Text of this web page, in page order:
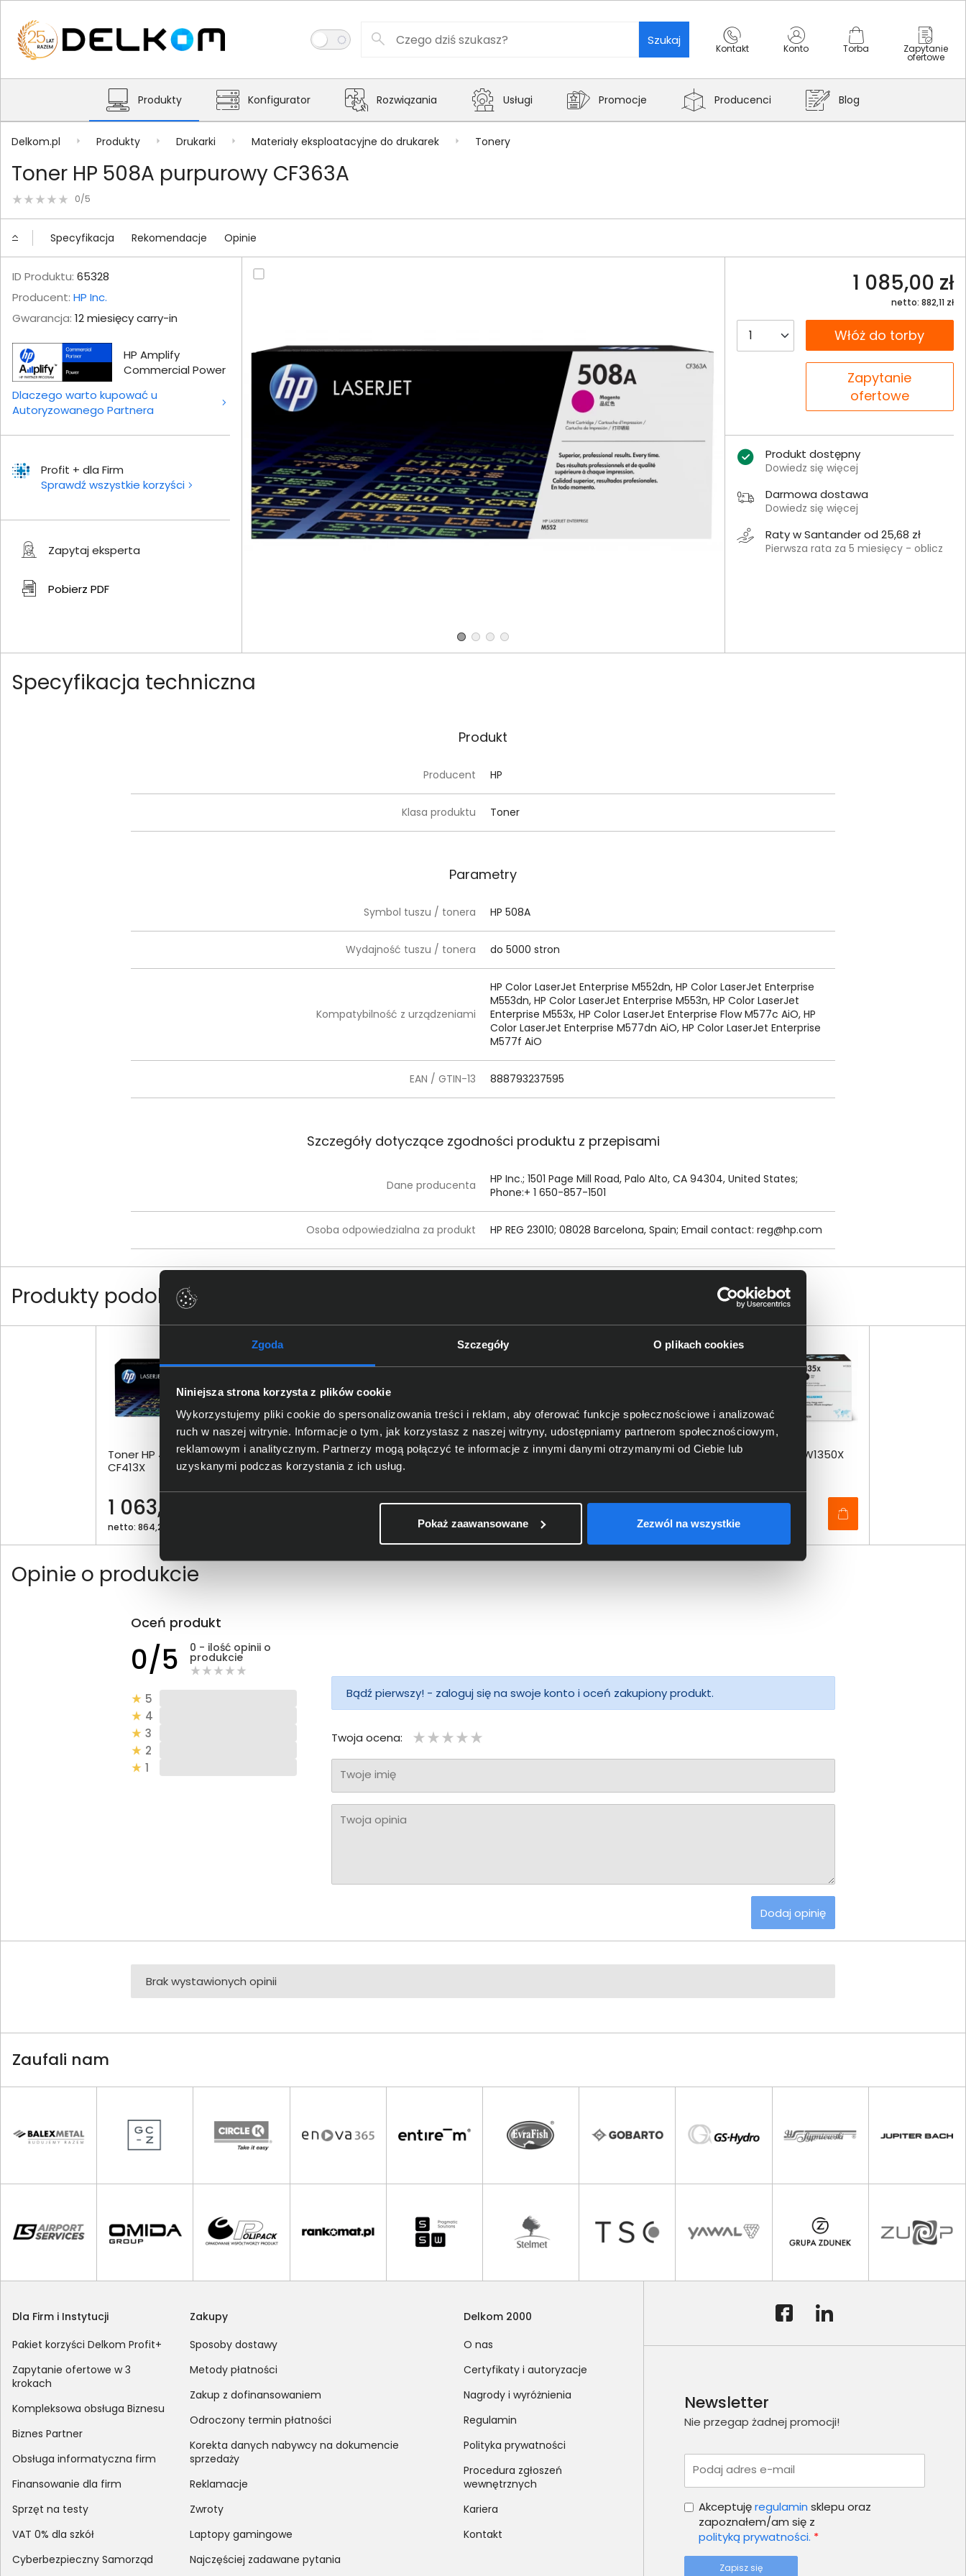
Zgoda Szczegóły O plikach cookies
Niniejsza strona korzysta z plików cookie
Wykorzystujemy pliki cookie do spersonalizowania treści i reklam, aby oferować funkcje społecznościowe i analizować
ruch w naszej witrynie. Informacje o tym, jak korzystasz z naszej witryny, udostępniamy partnerom społecznościowym,
reklamowym i analitycznym. Partnerzy mogą połączyć te informacje z innymi danymi otrzymanymi od Ciebie lub
uzyskanymi podczas korzystania z ich usług.
Pokaż zaawansowane Zezwól na wszystkie
Szukaj
Kontakt Konto Torba Zapytanie
ofertowe
Produkty Konfigurator Rozwiązania Usługi Promocje Producenci Blog
Delkom.pl Produkty Drukarki Materiały eksploatacyjne do drukarek Tonery
Toner HP 508A purpurowy CF363A
0/5
Specyfikacja Rekomendacje Opinie
ID Produktu: 65328
Producent: HP Inc.
Gwarancja: 12 miesięcy carry-in
HP Amplify
Commercial Power
Dlaczego warto kupować u
Autoryzowanego Partnera
Profit + dla Firm
Sprawdź wszystkie korzyści
Zapytaj eksperta
Pobierz PDF
1 085,00 zł
netto: 882,11 zł
__B2C.PRODUCT.QUANTITY
__B2C.PRODUCT.QUANTITY
Włóż do torby
Zapytanie
ofertowe
Produkt dostępny
Dowiedz się więcej
Darmowa dostawa
Dowiedz się więcej
Raty w Santander od 25,68 zł
Pierwsza rata za 5 miesięcy - oblicz
Specyfikacja techniczna
Produkt
Producent HP
Klasa produktu Toner
Parametry
Symbol tuszu / tonera HP 508A
Wydajność tuszu / tonera do 5000 stron
Kompatybilność z urządzeniami
HP Color LaserJet Enterprise M552dn, HP Color LaserJet Enterprise
M553dn, HP Color LaserJet Enterprise M553n, HP Color LaserJet
Enterprise M553x, HP Color LaserJet Enterprise Flow M577c AiO, HP
Color LaserJet Enterprise M577dn AiO, HP Color LaserJet Enterprise
M577f AiO
EAN / GTIN-13 888793237595
Szczegóły dotyczące zgodności produktu z przepisami
Dane producenta
HP Inc.; 1501 Page Mill Road, Palo Alto, CA 94304, United States;
Phone:+ 1 650-857-1501
Osoba odpowiedzialna za produkt HP REG 23010; 08028 Barcelona, Spain; Email contact: reg@hp.com
Produkty podobne
Toner HP 410X purpurowy
CF413X
1 063,00 zł
netto: 864,23 zł
Toner HP 415A czarny W2030A
421,00 zł
Toner HP 201X żółty CF402X
563,00 zł
netto: 457,72 zł
Toner HP 135X czarny W1350X
344,00 zł
netto: 279,67 zł
Opinie o produkcie
Oceń produkt
0/5 0 - ilość opinii o
produkcie
5
4
3
2
1
Bądź pierwszy! - zaloguj się na swoje konto i oceń zakupiony produkt.
Twoja ocena:
Twoje imię
Twoja opinia
Dodaj opinię
Brak wystawionych opinii
Zaufali nam
Dla Firm i Instytucji
Pakiet korzyści Delkom Profit+
Zapytanie ofertowe w 3
krokach
Kompleksowa obsługa Biznesu
Biznes Partner
Obsługa informatyczna firm
Finansowanie dla firm
Sprzęt na testy
VAT 0% dla szkół
Cyberbezpieczny Samorząd
Zakupy
Sposoby dostawy
Metody płatności
Zakup z dofinansowaniem
Odroczony termin płatności
Korekta danych nabywcy na dokumencie
sprzedaży
Reklamacje
Zwroty
Laptopy gamingowe
Najczęściej zadawane pytania
Delkom 2000
O nas
Certyfikaty i autoryzacje
Nagrody i wyróżnienia
Regulamin
Polityka prywatności
Procedura zgłoszeń
wewnętrznych
Kariera
Kontakt
Newsletter
Nie przegap żadnej promocji!
Podaj adres e-mail
Akceptujęregulamin sklepu oraz
zapoznałem/am się z
polityką prywatności. *
Zapisz się